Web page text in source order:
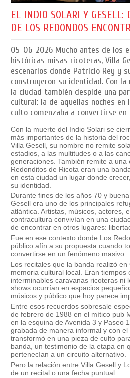
EL INDIO SOLARI Y GESELL:
DE LOS REDONDOS
05-06-2026 Mucho antes de los
históricas misas ricoteras, Villa
escenarios donde Patricio Rey y
construyeron su identidad. Con
la ciudad también despide una
cultural: la de aquellas noches en
culto comenzaba a convertirse en
Con la muerte del Indio Solari se
más importantes de la historia del
Villa Gesell, su nombre no remite
estadios, a las multitudes o a las
generaciones. También remite a una
Redonditos de Ricota eran una
en esta ciudad un lugar donde
su identidad.
Durante fines de los años 70 y
Gesell era uno de los principales
atlántica. Artistas, músicos, actores,
contracultura convivían en una
de encontrar en otros lugares:
Fue en ese contexto donde Los
público afín a su propuesta cuando
convertirse en un fenómeno masivo.
Los recitales que la banda realizó
memoria cultural local. Eran tiempos
interminables caravanas ricoteras ni
shows ocurrían en espacios
músicos y público que hoy parece
Entre esos recuerdos sobresale
de febrero de 1988 en el mítico pub
en la esquina de Avenida 3 y Paseo
grabada de manera informal y con el
transformó en una pieza de culto
banda, un testimonio de la etapa en
pertenecían a un circuito alternativo.
Pero la relación entre Villa Gesell y
de un recital o una fecha puntual.